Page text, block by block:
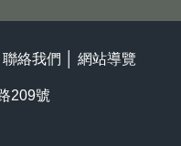
聯絡我們 網站導覽
209號